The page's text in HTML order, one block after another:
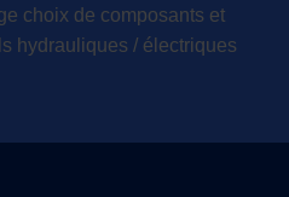
choix de composants et
hydrauliques / électriques